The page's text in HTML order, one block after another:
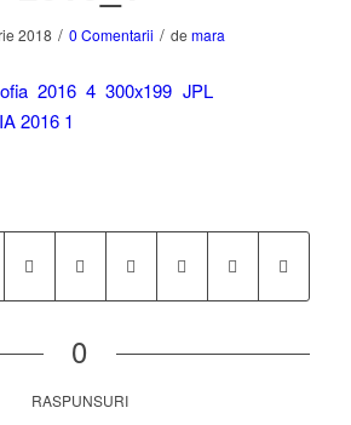
2018 / 0 Comentarii / demara
0
RASPUNSURI